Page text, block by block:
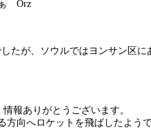
Orz
たが、ソウルではヨンサン区
報ありがとうございます。
方向へロケットを飛ばしたよう